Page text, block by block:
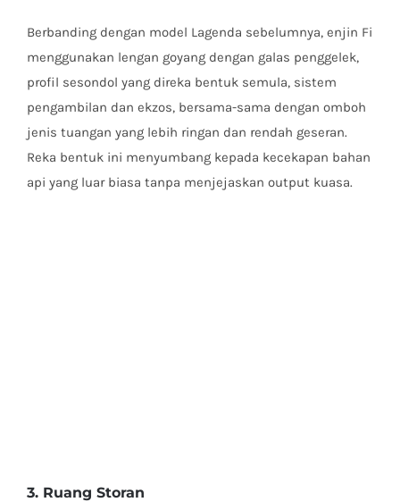
Berbanding dengan model Lagenda sebelumnya, enjin Fi
menggunakan lengan goyang dengan galas penggelek,
profil sesondol yang direka bentuk semula, sistem
pengambilan dan ekzos, bersama-sama dengan omboh
jenis tuangan yang lebih ringan dan rendah geseran.
Reka bentuk ini menyumbang kepada kecekapan bahan
api yang luar biasa tanpa menjejaskan output kuasa.
3. Ruang Storan